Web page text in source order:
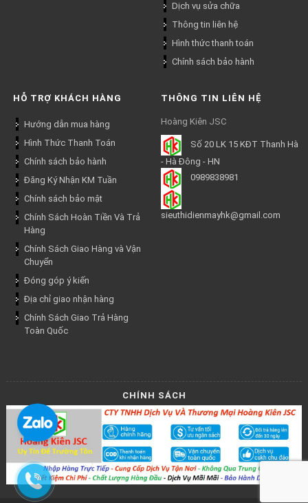
Dịch vụ sửa chữa
Thông tin liên hệ
Hình thức thanh toán
Chính sách bảo hành
HỖ TRỢ KHÁCH HÀNG
Hướng dẫn mua hàng
Hình Thức Thanh Toán
Chính sách bảo hành
Đăng Ký Nhận KM Tuần
Chính sách bảo mật
Chính Sách Hoàn Tiền Và Trả
Hàng
Chính Sách Giao Hàng và Vận
Chuyển
Đóng góp ý kiến
Địa chỉ giao nhận hàng
Chính Sách Giao Trả Hàng
Toàn Quốc
THÔNG TIN LIÊN HỆ
Hoàng Kiên JSC
Số 20 LK 15 KĐT Thanh Hà
- Hà Đông - HN
0989838981
sieuthidienmayhk@gmail.com
CHÍNH SÁCH